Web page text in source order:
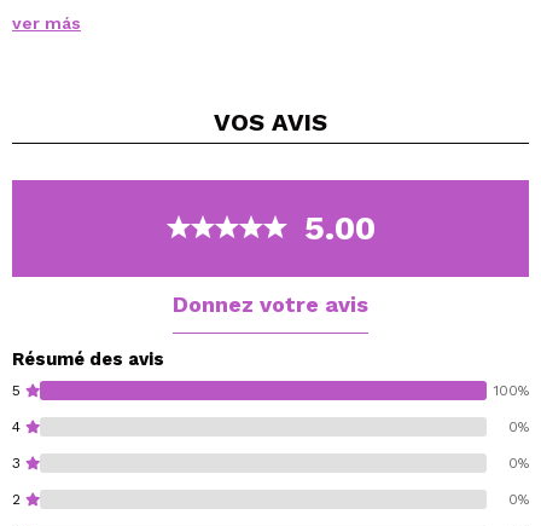
d'or et d'or rose.
très spéciale, créée pour les 20 ans de la marque.
ver más
VOS AVIS
5.00
Donnez votre avis
Résumé des avis
5 100%
4 0%
3 0%
2 0%